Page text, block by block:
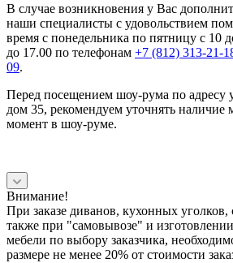
В случае возникновения у Вас
наши специалисты с удовольствием
время с понедельника по пятницу с 10
до 17.00 по телефонам +7 (812) 313-21-
09.
Перед посещением шоу-рума по адресу
дом 35, рекомендуем уточнять наличие
момент в шоу-руме.
Внимание!
При заказе диванов, кухонных уголков,
также при "самовывозе" и
мебели по выбору заказчика,
размере не менее 20% от стоимости